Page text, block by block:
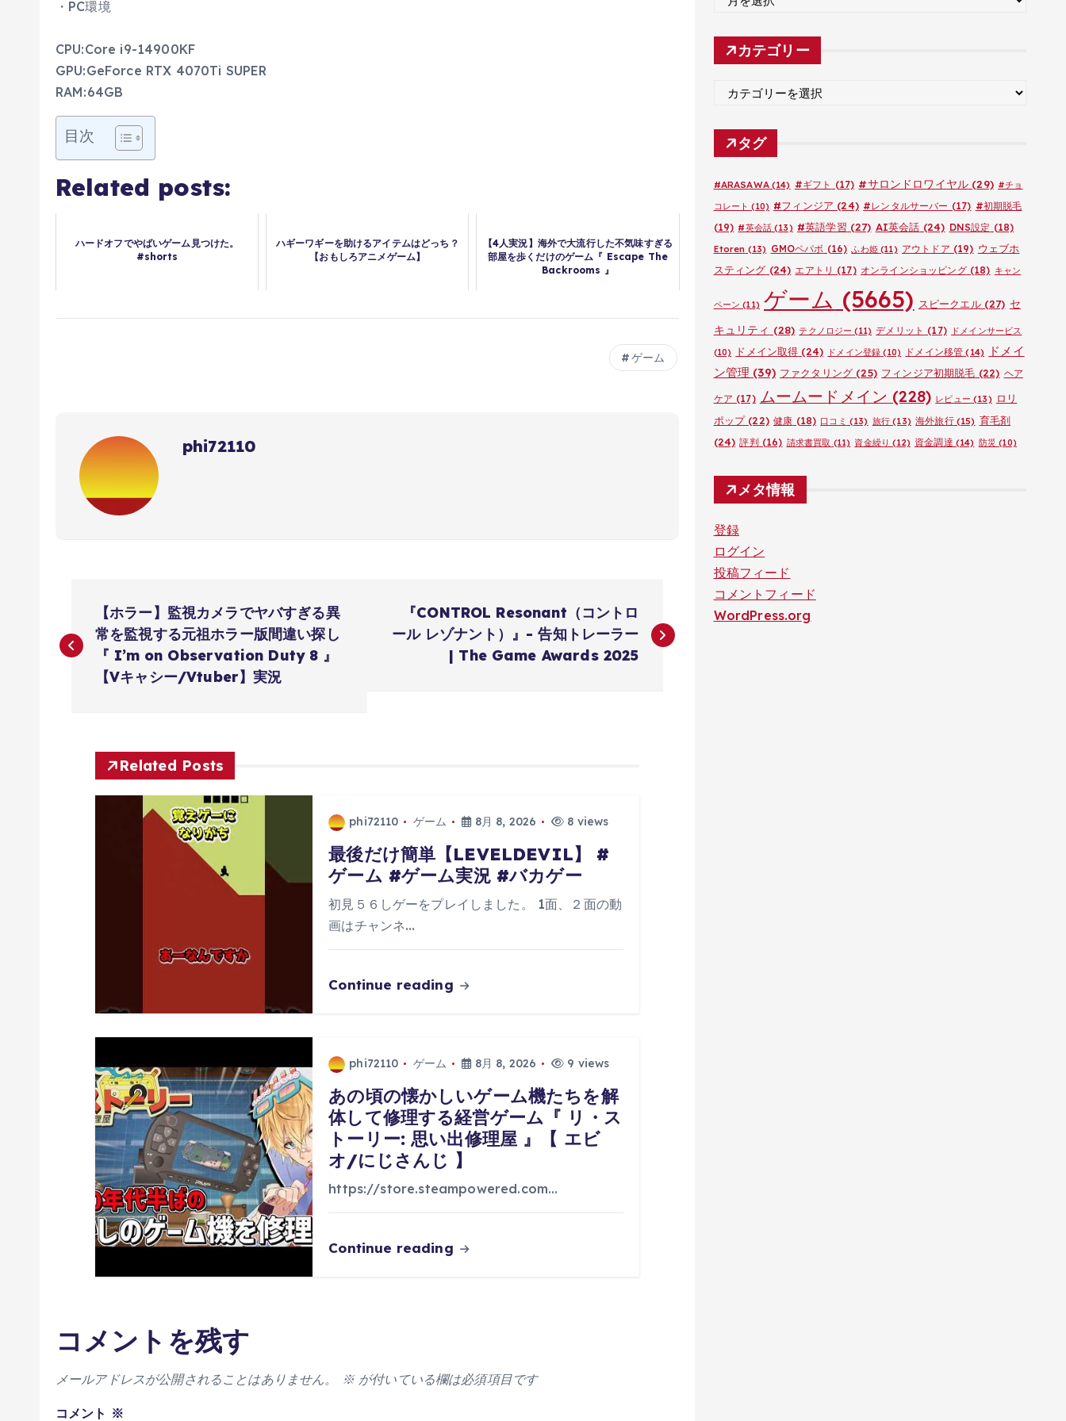
・PC環境
CPU:Core i9-14900KF
GPU:GeForce RTX 4070Ti SUPER
RAM:64GB
目次
Related posts:
ハードオフでやばいゲーム見つけた。
#shorts
ハギーワギーを助けるアイテムはどっち？
【おもしろアニメゲーム】
【4人実況】海外で大流行した不気味すぎる
部屋を歩くだけのゲーム『 Escape The
Backrooms 』
ゲーム
phi72110
稿
【ホラー】監視カメラでヤバすぎる異
常を監視する元祖ホラー版間違い探し
『 I’m on Observation Duty 8 』
【Vキャシー/Vtuber】実況
『CONTROL Resonant（コントロ
ール レゾナント）』- 告知トレーラー
| The Game Awards 2025
Related Posts
phi72110 ゲーム 8月 8, 2026 8 views
最後だけ簡単【LEVELDEVIL】 #
ゲーム #ゲーム実況 #バカゲー
初見５６しゲーをプレイしました。 1面、２面の動
画はチャンネ…
Continue reading
phi72110 ゲーム 8月 8, 2026 9 views
あの頃の懐かしいゲーム機たちを解
体して修理する経営ゲーム『 リ・ス
トーリー: 思い出修理屋 』【 エビ
オ/にじさんじ 】
https://store.steampowered.com…
Continue reading
コメントを残す
メールアドレスが公開されることはありません。 ※が付いている欄は必須項目です
コメント ※
カ
イ
カテゴリー
ゴ
リ
タグ
#ARASAWA(14) #ギフト (17) #サロンドロワイヤル (29) #チョ
コレート (10) #フィンジア (24) #レンタルサーバー (17) #初期脱毛
(19) #英会話 (13) #英語学習 (27) AI英会話 (24) DNS設定 (18)
Etoren (13) GMOペパボ (16) ふわ姫(11) アウトドア (19) ウェブホ
スティング (24) エアトリ (17) オンラインショッピング(18) キャン
ペーン (11) ゲーム (5665) スピークエル(27) セ
キュリティ (28) テクノロジー (11) デメリット (17)
ドメインサービス
(10)
ドメイン取得 (24) ドメイン登録 (10) ドメイン移管 (14)
ドメイ
ン管理 (39) ファクタリング (25) フィンジア初期脱毛 (22) ヘア
ケア (17) ムームードメイン (228) レビュー (13) ロリ
ポップ(22) 健康 (18) 口コミ (13) 旅行 (13) 海外旅行(15) 育毛剤
(24) 評判 (16) 請求書買取 (11) 資金繰り (12) 資金調達 (14) 防災 (10)
メタ情報
登録
ログイン
投稿フィード
コメントフィード
WordPress.org